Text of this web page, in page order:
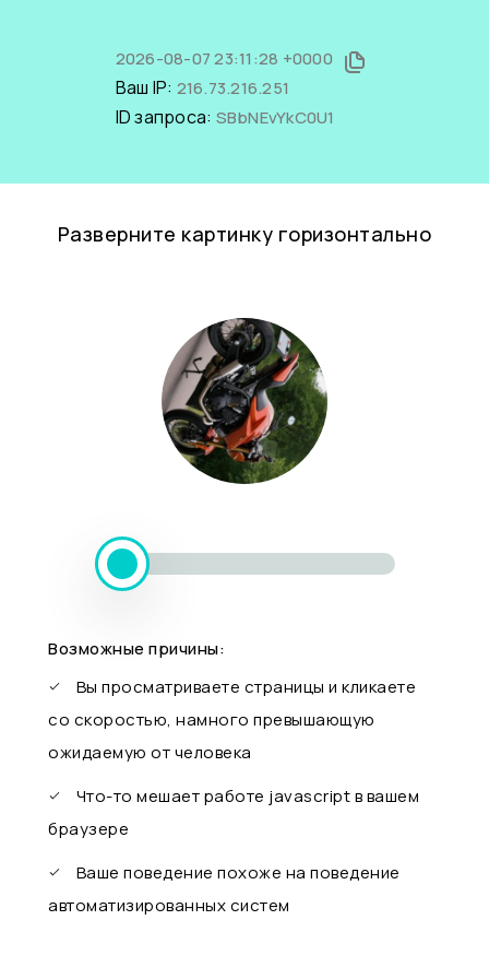
2026-08-07 23:11:28 +0000
Ваш IP: 216.73.216.251
ID запроса: SBbNEvYkC0U1
Разверните картинку горизонтально
Возможные причины:
Вы просматриваете страницы и кликаете
со скоростью, намного превышающую
ожидаемую от человека
Что-то мешает работе javascript в вашем
браузере
Ваше поведение похоже на поведение
автоматизированных систем